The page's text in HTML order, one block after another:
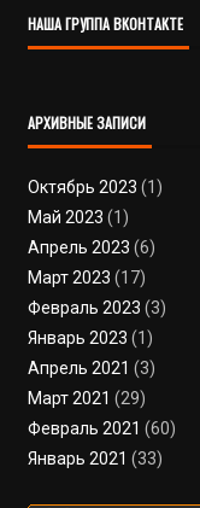
НАША ГРУППА ВКОНТАКТЕ
АРХИВНЫЕ ЗАПИСИ
Октябрь 2023 (1)
Май 2023 (1)
Апрель 2023 (6)
Март 2023 (17)
Февраль 2023 (3)
Январь 2023 (1)
Апрель 2021 (3)
Март 2021 (29)
Февраль 2021 (60)
Январь 2021 (33)